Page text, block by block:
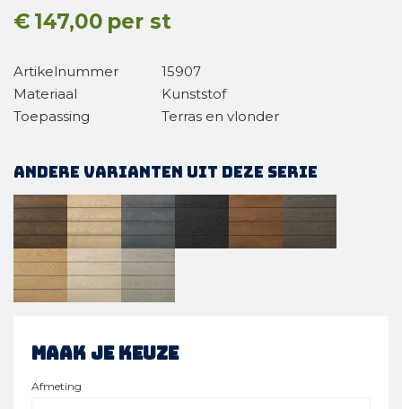
€ 147,00 per st
Artikelnummer
15907
Materiaal
Kunststof
Toepassing
Terras en vlonder
Andere varianten uit deze serie
Maak je keuze
Afmeting